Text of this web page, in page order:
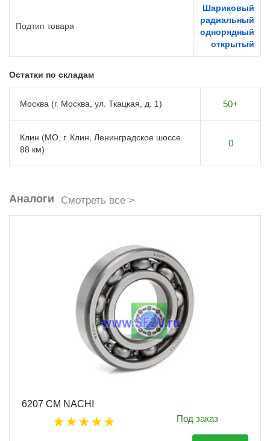
Подтип товара
Шариковый
радиальный
однорядный
открытый
Остатки по складам
Москва (г. Москва, ул. Ткацкая, д. 1) 50+
Клин (МО, г. Клин, Ленинградское шоссе
88 км)
0
Аналоги Смотреть все >
6207 CM NACHI
Под заказ